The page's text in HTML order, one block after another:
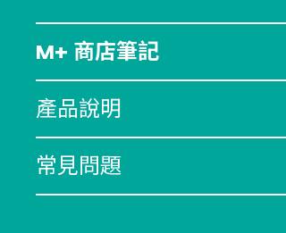
M+ 商店筆記
產品說明
常見問題